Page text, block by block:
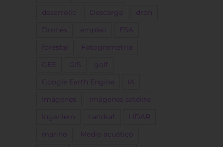
desarrollo Descarga dron
Drones empleo ESA
forestal Fotogrametría
GEE GIS golf
Google Earth Engine IA
Imágenes Imágenes satélite
ingeniero Landsat LIDAR
marino Medio acuático